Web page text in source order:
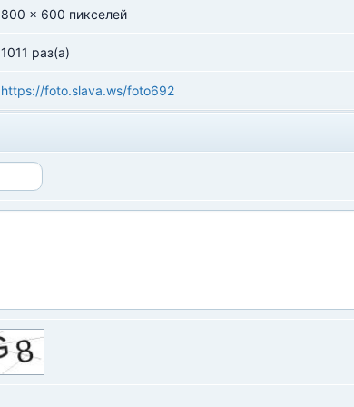
800 x 600 пикселей
1011 раз(а)
https://foto.slava.ws/foto692